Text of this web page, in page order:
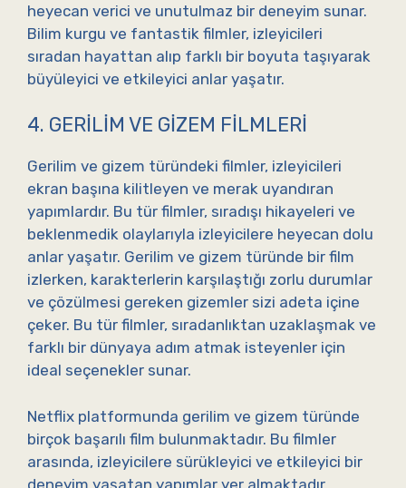
heyecan verici ve unutulmaz bir deneyim sunar.
Bilim kurgu ve fantastik filmler, izleyicileri
sıradan hayattan alıp farklı bir boyuta taşıyarak
büyüleyici ve etkileyici anlar yaşatır.
4. GERILIM VE GIZEM FILMLERI
Gerilim ve gizem türündeki filmler, izleyicileri
ekran başına kilitleyen ve merak uyandıran
yapımlardır. Bu tür filmler, sıradışı hikayeleri ve
beklenmedik olaylarıyla izleyicilere heyecan dolu
anlar yaşatır. Gerilim ve gizem türünde bir film
izlerken, karakterlerin karşılaştığı zorlu durumlar
ve çözülmesi gereken gizemler sizi adeta içine
çeker. Bu tür filmler, sıradanlıktan uzaklaşmak ve
farklı bir dünyaya adım atmak isteyenler için
ideal seçenekler sunar.
Netflix platformunda gerilim ve gizem türünde
birçok başarılı film bulunmaktadır. Bu filmler
arasında, izleyicilere sürükleyici ve etkileyici bir
deneyim yaşatan yapımlar yer almaktadır.